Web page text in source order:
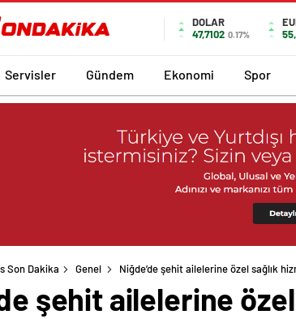
DOLAR
47,7102 0.17%
Servisler Gündem Ekonomi Spor
Son Dakika Genel Niğde’de şehit ailelerine özel sağlık
şehit ailelerine